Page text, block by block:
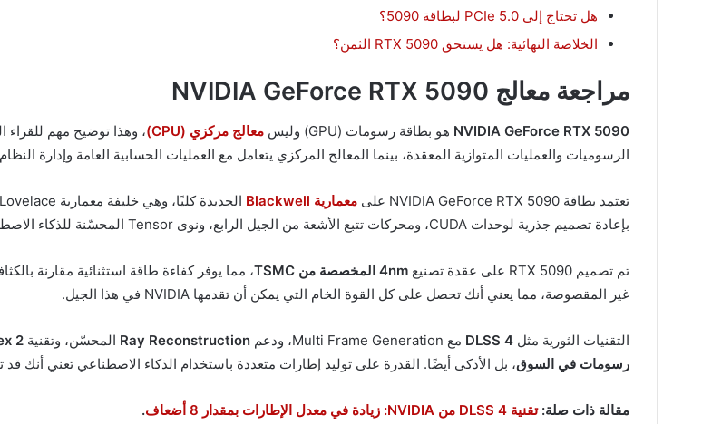
هل تحتاج إلى PCIe 5.0 لبطاقة 5090؟
الخلاصة النهائية: هل يستحق RTX 5090 الثمن؟
مراجعة معالج NVIDIA GeForce RTX 5090
NVIDIA GeForce RTX 5090 هو بطاقة رسومات (GPU) وليس معالج مركزي (CPU)
، وهذا توضيح مهم
الرسوميات والعمليات المتوازية المعقدة، بينما المعالج المركزي يتعامل مع العمليات الحسابية العامة وإدارة
تعتمد بطاقة NVIDIA GeForce RTX 5090 على معمارية Blackwell الجديدة كليًا، وهي خليفة معمارية Ada Lovelace التي قدمتها NVIDIA في
بإعادة تصميم جذرية لوحدات CUDA، ومحركات تتبع الأشعة من الجيل الرابع، ونوى Tensor المحسّنة للذكاء الاصطناعي التي تقدم أداءً يفوق الجيل السابق بمراحل.
تم تصميم RTX 5090 على عقدة تصنيع 4nm المخصصة من TSMC
غير المقصوصة، مما يعني أنك تحصل على كل القوة الخام التي يمكن أن تقدمها NVIDIA في هذا الجيل.
التقنيات الثورية مثل DLSS 4 مع Multi Frame Generation، ودعم Ray Reconstruction المحسّن، وتقنية 2
رسومات في السوق، بل الأذكى أيضًا. القدرة على توليد إطارات متعددة باستخدام الذكاء الاصطناعي تعني أنك قد تحصل على أداء يصل إلى 4 أضعاف
مقالة ذات صلة:تقنية DLSS 4 من NVIDIA: زيادة في معدل الإطارات بمقدار 8 أضعاف .